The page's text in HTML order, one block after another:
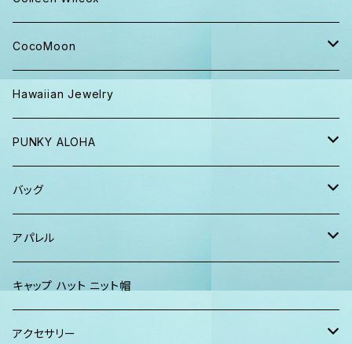
パンツ
Tシャツ、ロンT
半袖シャツ
ショーツ、短パン
パーカー、スウェット
ポーチ
バッグ
iPhoneケース
その他
タオル
CocoMoon
おくるみ
おくるみ&スタイ ギフト
マスク
ガウン&帽子セット
Hawaiian Jewelry
PUNKY ALOHA
トートバッグ・ポーチ
ハンカチタオル
ワンピース
バッグ
ポーチ
巾着バッグ
トートバッグ
アパレル
キッズ
キャップ
レディース
キャップ ハット ニット帽
アクセサリー